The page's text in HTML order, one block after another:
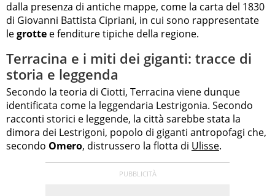
dalla presenza di antiche mappe, come la carta del 1830
di Giovanni Battista Cipriani, in cui sono rappresentate
legrotte e fenditure tipiche della regione.
Terracina e i miti dei giganti: tracce di
storia e leggenda
Secondo la teoria di Ciotti, Terracina viene dunque
identificata come la leggendaria Lestrigonia. Secondo
racconti storici e leggende, la città sarebbe stata la
dimora dei Lestrigoni, popolo di giganti antropofagi che,
secondo Omero, distrussero la flotta di Ulisse.